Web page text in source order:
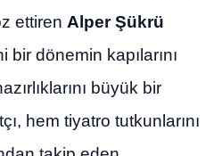
ettiren Alper Şükrü
bir dönemin kapılarını
büyük bir
hem tiyatro tutkunlarını